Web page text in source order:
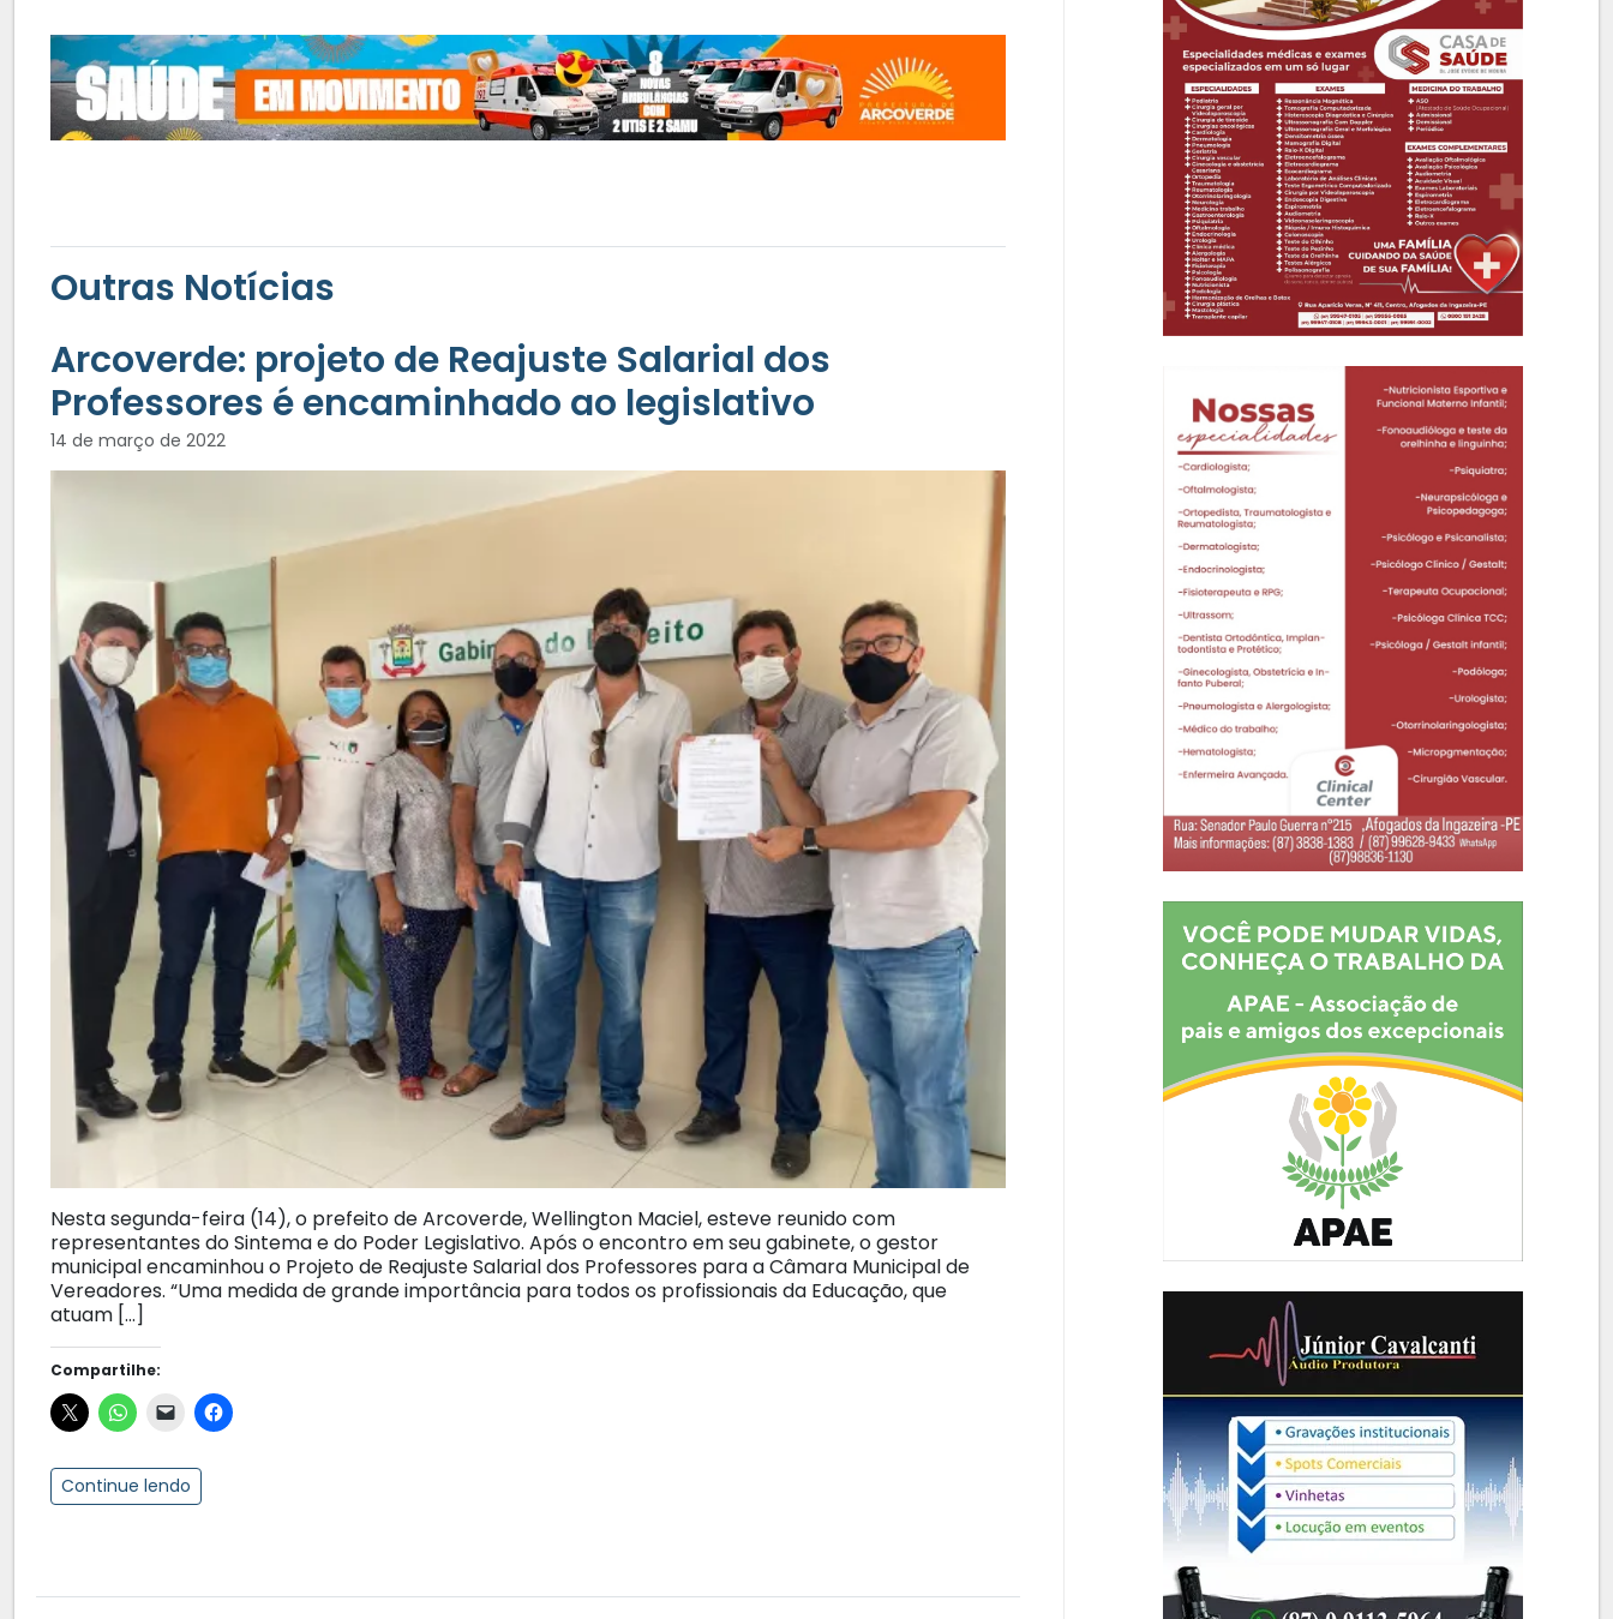
Outras Notícias
Arcoverde: projeto de Reajuste Salarial dos
Professores é encaminhado ao legislativo
14 de março de 2022
Nesta segunda-feira (14), o prefeito de Arcoverde, Wellington Maciel, esteve reunido com
representantes do Sintema e do Poder Legislativo. Após o encontro em seu gabinete, o gestor
municipal encaminhou o Projeto de Reajuste Salarial dos Professores para a Câmara Municipal de
Vereadores. “Uma medida de grande importância para todos os profissionais da Educação, que
atuam […]
Compartilhe:
Continue lendo